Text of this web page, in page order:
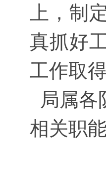
上，制
真抓好
工作取
局属各
相关职